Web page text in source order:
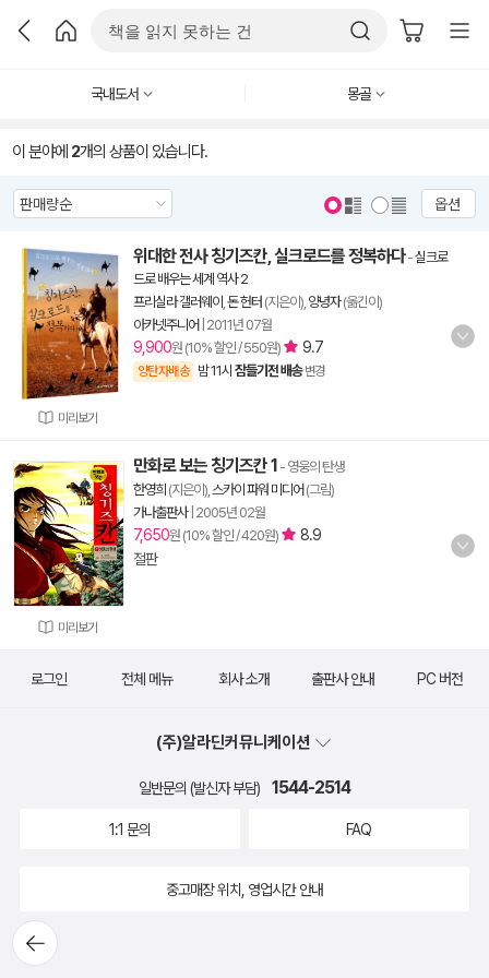
국내도서 몽골
이 분야에 2개의 상품이 있습니다.
옵션
미리보기
위대한 전사 칭기즈칸, 실크로드를 정복하다-실크로
드로 배우는 세계 역사 2
프리실라 갤러웨이 돈 헌터 (지은이), 양녕자(옮긴이)
아카넷주니어 2011년 07월
9,900원 (10% 할인 / 550원) 9.7
양탄자배송 밤 11시 잠들기전 배송 변경
미리보기
만화로 보는 칭기즈칸 1 - 영웅의 탄생
한영희 (지은이), 스카이 파워 미디어 (그림)
가나출판사| 2005년 02월
7,650원 (10% 할인 / 420원)
8.9
절판
뒤로가
기
로그인 전체 메뉴 회사 소개 출판사 안내 PC 버전
(주)알라딘커뮤니케이션
일반문의 (발신자 부담) 1544-2514
1:1 문의 FAQ
중고매장 위치, 영업시간 안내